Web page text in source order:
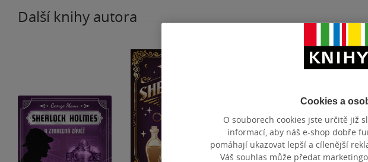
Další knihy autora
Cookies a
O souborech cookies jste určitě již
informací, aby náš e-shop dobře
pomáhají ukazovat lepší a cílenější
Váš souhlas může předat